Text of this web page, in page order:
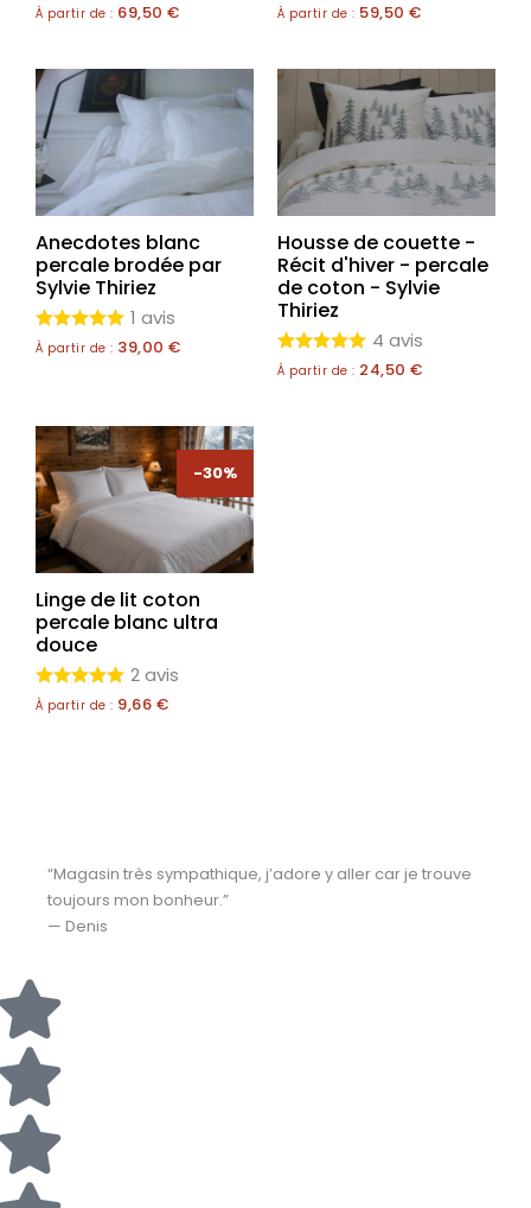
À partir de : 69,50 € À partir de : 59,50 €
Anecdotes blanc
percale brodée par
Sylvie Thiriez
1 avis
À partir de : 39,00 €
Housse de couette -
Récit d'hiver - percale
de coton - Sylvie
Thiriez
4 avis
À partir de : 24,50 €
-30%
Linge de lit coton
percale blanc ultra
douce
2 avis
À partir de : 9,66 €
“Magasin très sympathique, j’adore y aller car je trouve
toujours mon bonheur.”
— Denis